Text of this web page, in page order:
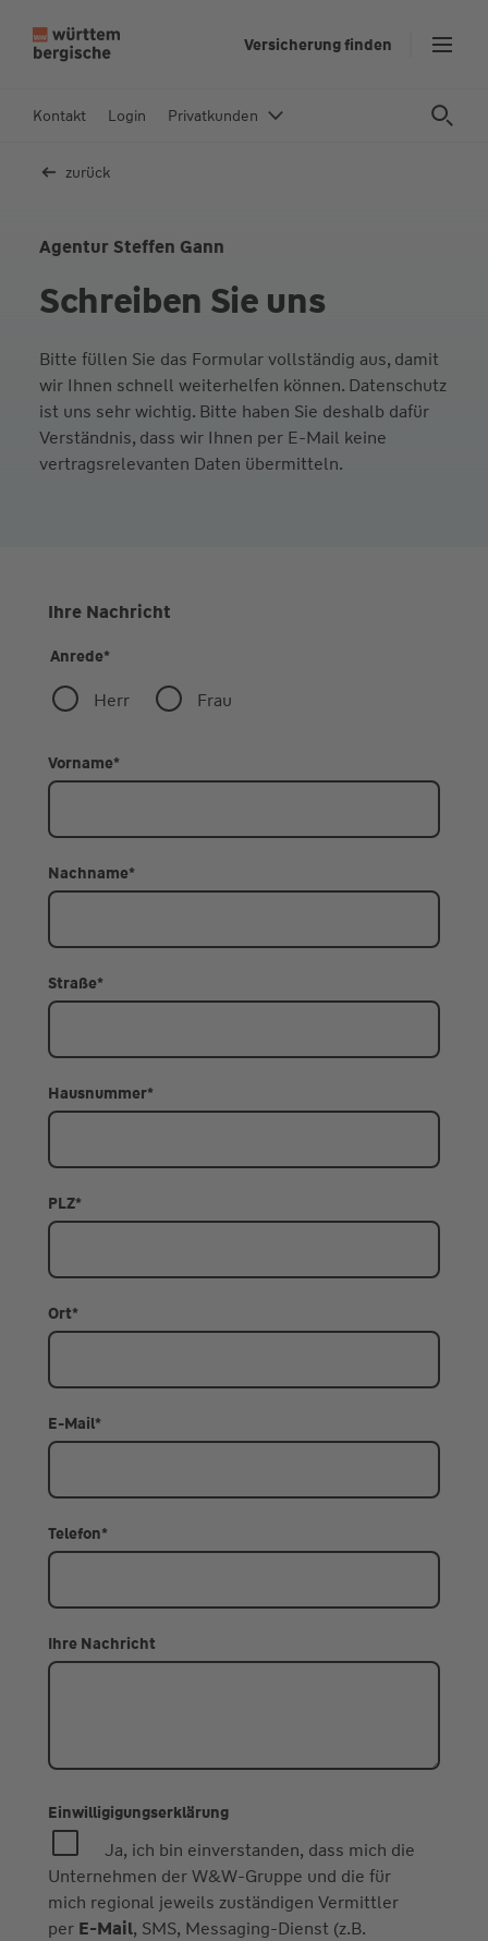
In
Versicherung finden
Kontakt Login Privatkunden
zurück
Agentur Steffen Gann
Schreiben Sie uns
Bitte füllen Sie das Formular vollständig aus, damit
wir Ihnen schnell weiterhelfen können. Datenschutz
ist uns sehr wichtig. Bitte haben Sie deshalb dafür
Verständnis, dass wir Ihnen per E-Mail keine
vertragsrelevanten Daten übermitteln.
Ihre Nachricht
Anrede*
Herr Frau
Vorname*
Nachname*
Straße*
Hausnummer*
PLZ*
Ort*
E-Mail*
Telefon*
Ihre Nachricht
Einwilligigungserklärung
Ja, ich bin einverstanden, dass mich die
Unternehmen der W&W-Gruppe und die für
mich regional jeweils zuständigen Vermittler
per E-Mail, SMS, Messaging-Dienst (z.B.